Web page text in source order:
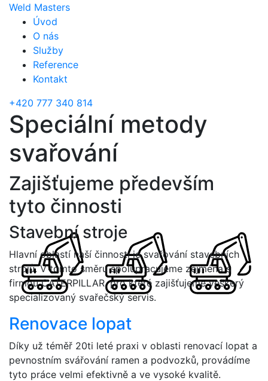
Weld Masters
Úvod
O nás
Služby
Reference
Kontakt
+420 777 340 814
Speciální metody
svařování
Zajišťujeme především
tyto činnosti
Stavební stroje
Hlavní oblastí naší činnosti je svařování stavebních
strojů. V tomto směru spolupracujeme zejména s
firmou CATERPILLAR, pro které zajišťujeme veškerý
specializovaný svařečský servis.
Renovace lopat
Díky už téměř 20ti leté praxi v oblasti renovací lopat a
pevnostním svářování ramen a podvozků, provádíme
tyto práce velmi efektivně a ve vysoké kvalitě.